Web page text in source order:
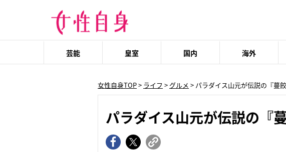
芸能 皇室 国内 海外
女性自身TOP> ライフ > グルメ > パラダイス山元が伝説の『蔓
パラダイス山元が伝説の『